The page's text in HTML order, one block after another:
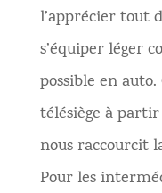
l’apprécier tout
s’équiper léger
possible en
télésiège à
nous raccourcit
Pour les